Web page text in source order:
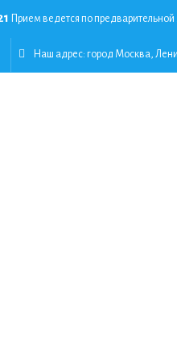
Прием ведется по предварительной
Наш адрес: город Москва,